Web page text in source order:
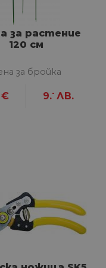
за растение
120 см
за бройка
€ 9.- ЛВ.
и управление на
хората и ботовете.
посетителите.